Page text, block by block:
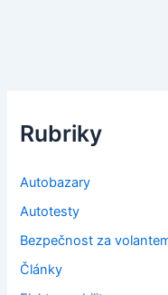
Rubriky
Autobazary
Autotesty
Bezpečnost za
Články